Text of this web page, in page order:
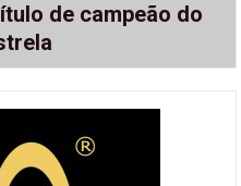
de campeão do